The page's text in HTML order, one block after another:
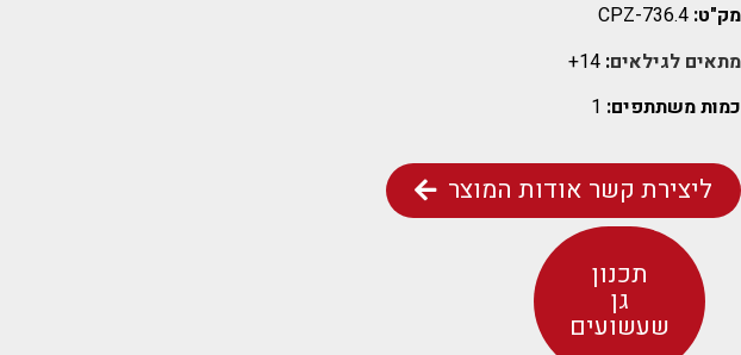
מק"ט:
מתאים לגילאים:
כמות משתתפים:
ליצירת קשר אודות המוצר
תכנון
גן
שעשועים